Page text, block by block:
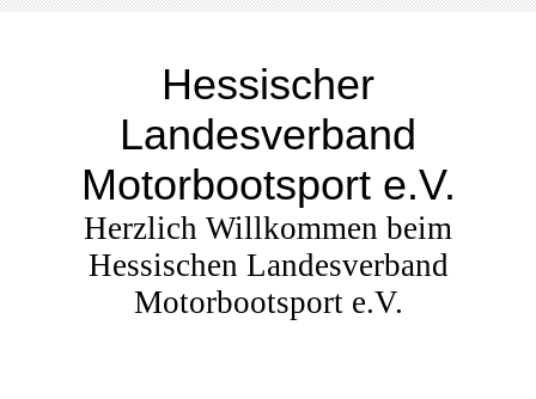
Hessischer
Landesverband
Motorbootsport e.V.
Herzlich Willkommen beim
Hessischen Landesverband
Motorbootsport e.V.